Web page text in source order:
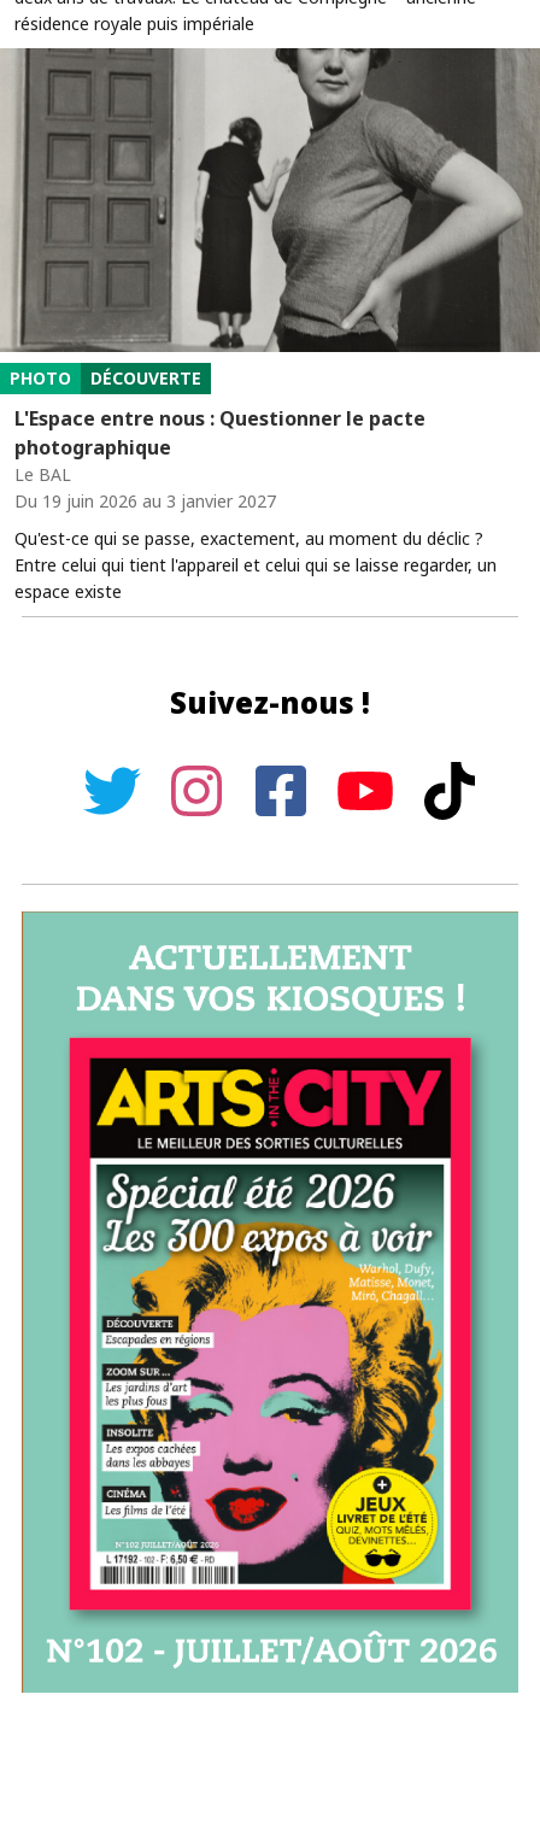
résidence royale puis impériale
PHOTO DÉCOUVERTE
L'Espace entre nous : Questionner le pacte
photographique
Le BAL
Du 19 juin 2026 au 3 janvier 2027
Qu'est-ce qui se passe, exactement, au moment du déclic ?
Entre celui qui tient l'appareil et celui qui se laisse regarder, un
espace existe
Suivez-nous !